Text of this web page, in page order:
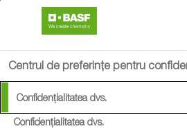
Centrul de preferințe pentru
Confidențialitatea dvs.
Confidențialitatea dvs.